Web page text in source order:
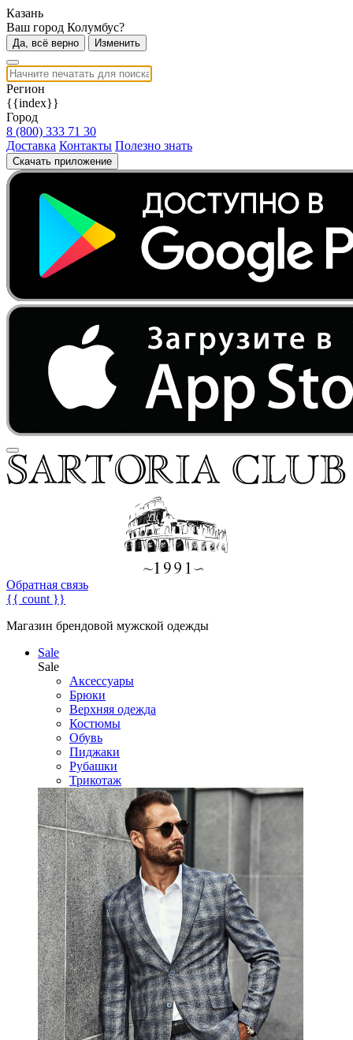
Казань
Ваш город Колумбус?
Да, всё верно Изменить
Регион
{{index}}
Город
8 (800) 333 71 30
Доставка Контакты Полезно знать
Скачать приложение
Обратная связь
{{ count }}
Магазин брендовой мужской одежды
Sale
Sale
Аксессуары
Брюки
Верхняя одежда
Костюмы
Обувь
Пиджаки
Рубашки
Трикотаж